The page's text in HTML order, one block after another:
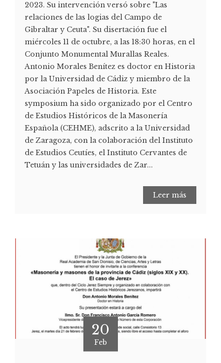
2023. Su intervención versó sobre "Las
relaciones de las logias del Campo de
Gibraltar y Ceuta". Su disertación fue el
miércoles 11 de octubre, a las 18:30 horas, en el
Conjunto Monumental Murallas Reales.
Antonio Morales Benítez es doctor en Historia
por la Universidad de Cádiz y miembro de la
Asociación Papeles de Historia. Este
symposium ha sido organizado por el Centro
de Estudios Históricos de la Masonería
Española (CEHME), adscrito a la Universidad
de Zaragoza, con la colaboración del Instituto
de Estudios Ceutíes, el Instituto Cervantes de
Tetuán y las universidades de Zar...
Leer más
20
Feb